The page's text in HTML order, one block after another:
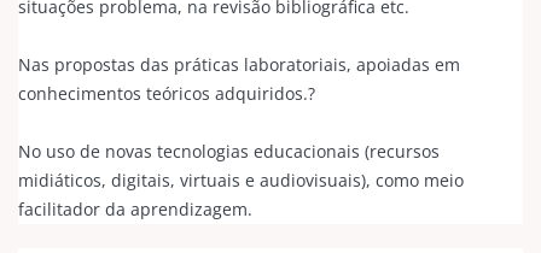
situações problema, na revisão bibliográfica etc.
Nas propostas das práticas laboratoriais, apoiadas em
conhecimentos teóricos adquiridos.?
No uso de novas tecnologias educacionais (recursos
midiáticos, digitais, virtuais e audiovisuais), como meio
facilitador da aprendizagem.